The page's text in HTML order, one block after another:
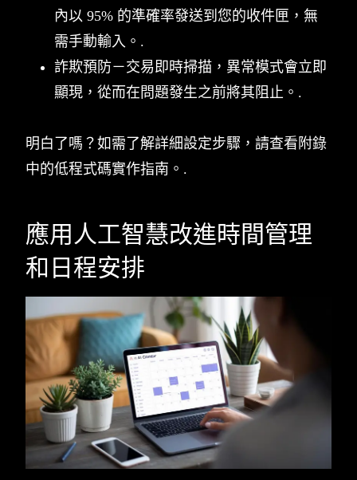
內以 95% 的準確率發送到您的收件匣，無
需手動輸入。.
詐欺預防－交易即時掃描，異常模式會立即
顯現，從而在問題發生之前將其阻止。.
明白了嗎？如需了解詳細設定步驟，請查看附錄
中的低程式碼實作指南。.
應用人工智慧改進時間管理
和日程安排